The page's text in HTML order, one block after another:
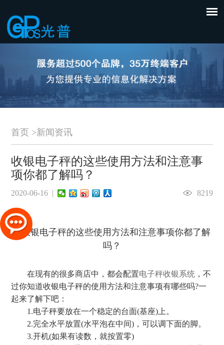
首页 >新闻资讯
收银电子秤的这些使用方法和注意事
项你都了解吗？
2020-06-16 | 8219
在现有的很多商店中，都会配置电子秤收银系统 ，不
过你知道收银电子秤的使用方法和注意事项有哪些吗?一
起来了解下吧：
1.电子秤要放在一个稳定的台面(基座)上。
2.完全水平放置(水平泡在中间)，可以调下面的脚。
3.开机(如果有读数，就按置零)